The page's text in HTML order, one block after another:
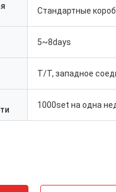
Стандартные
5~8days
T/T, западное
1000set на одна